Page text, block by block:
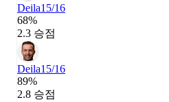
Deila15/16
68%
2.3 승점
Deila15/16
89%
2.8 승점